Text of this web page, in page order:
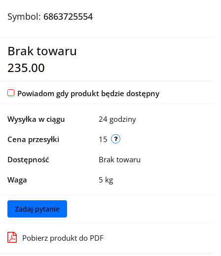
Symbol: 6863725554
Brak towaru
235.00
Powiadom gdy produkt będzie dostępny
Wysyłka w ciągu 24 godziny
Cena przesyłki 15
Dostępność Brak towaru
Waga 5 kg
Zadaj pytanie
Pobierz produkt do PDF